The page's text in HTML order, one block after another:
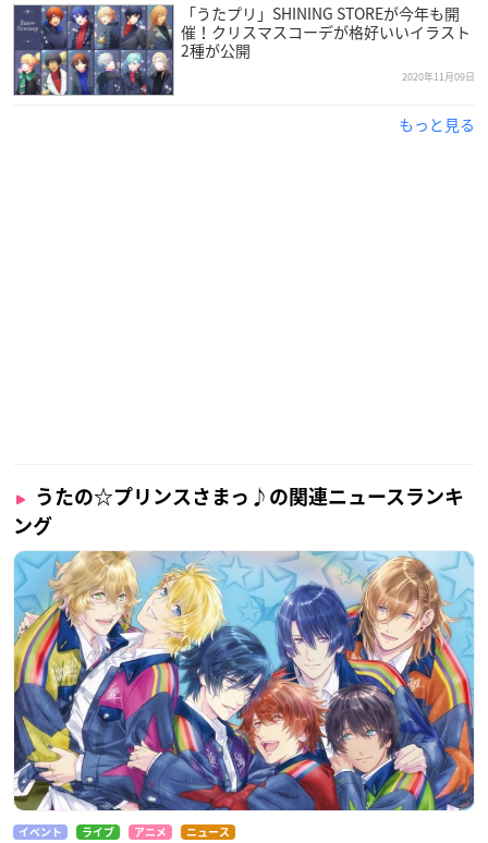
「うたプリ」SHINING STOREが今年も開
催！クリスマスコーデが格好いいイラスト
2種が公開
2020年11月09日
もっと見る
うたの☆プリンスさまっ♪の関連ニュースランキ
ング
イベント ライブ アニメ ニュース